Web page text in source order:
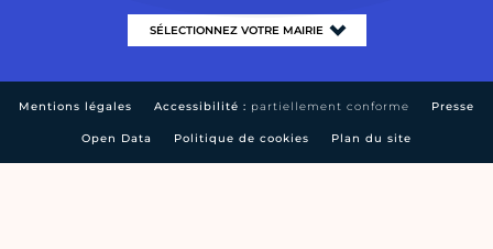
Mentions légales Accessibilité : partiellement conforme Presse
Open Data Politique de cookies Plan du site